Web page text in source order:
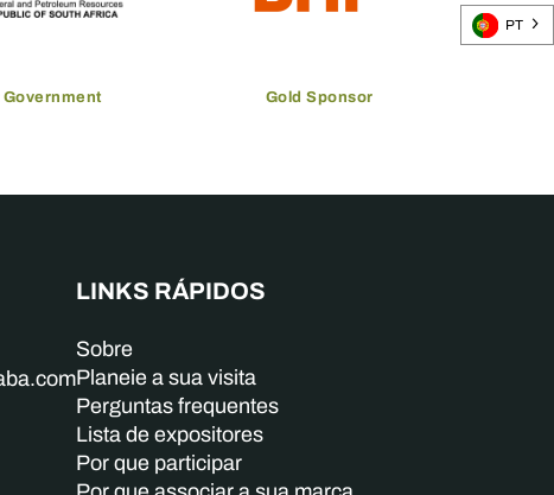
Gold Sponsor
LINKS RÁPIDOS
Sobre
Planeie a sua visita
Perguntas frequentes
Lista de expositores
Por que participar
PT